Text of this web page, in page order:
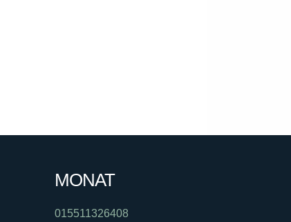
MONAT
015511326408